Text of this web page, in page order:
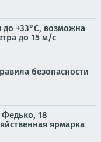
+33°С, возможна
до 15 м/с
безопасности
18
ярмарка